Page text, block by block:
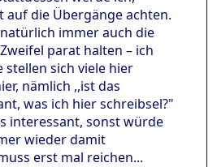
auf die Übergänge achten.
immer auch die
parat halten – ich
stellen sich viele hier
nämlich ,,ist das
was ich hier schreibsel?"
interessant, sonst würde
wieder damit
erst mal reichen...